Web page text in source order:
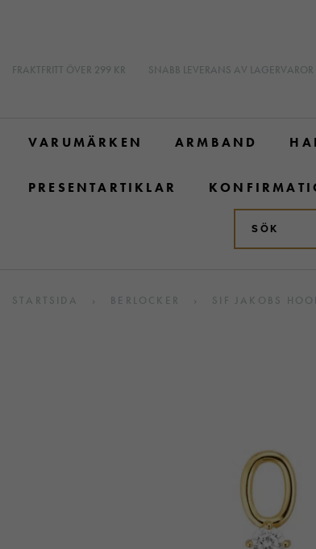
FRAKTFRITT ÖVER 299 KR SNABB LEVERANS AV LAGERVAROR
VARUMÄRKEN ARMBAND
PRESENTARTIKLAR
STARTSIDA › BERLOCKER › SIF JAKOBS